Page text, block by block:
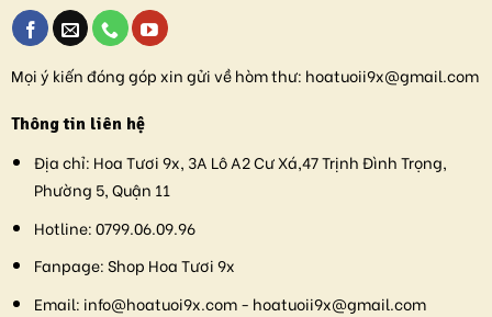
Mọi ý kiến đóng góp xin gửi về hòm thư: hoatuoii9x@gmail.com
Thông tin liên hệ
Địa chỉ: Hoa Tươi 9x, 3A Lô A2 Cư Xá,47 Trịnh Đình Trọng,
Phường 5, Quận 11
Hotline:0799.06.09.96
Fanpage:Shop Hoa Tươi 9x
Email: info@hoatuoi9x.com - hoatuoii9x@gmail.com